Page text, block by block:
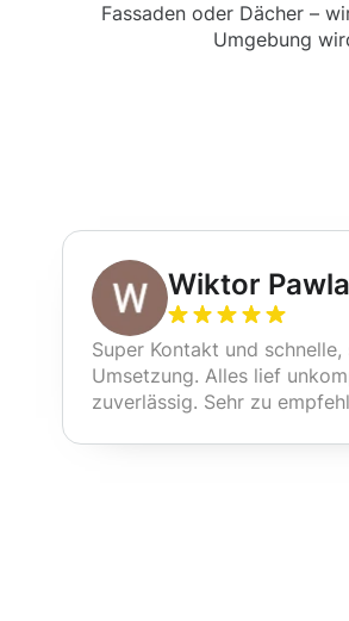
Fassaden oder Dächer –
Umgebung
Wiktor
Super Kontakt und schnelle,
Umsetzung. Alles lief
zuverlässig. Sehr zu